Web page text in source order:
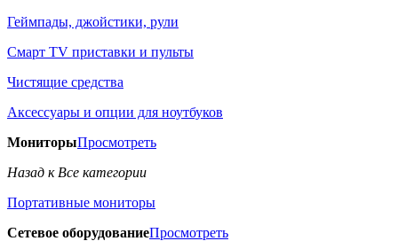
Геймпады, джойстики, рули
Смарт TV приставки и пульты
Чистящие средства
Аксессуары и опции для ноутбуков
МониторыПросмотреть
Назад к Все категории
Портативные мониторы
Сетевое оборудованиеПросмотреть